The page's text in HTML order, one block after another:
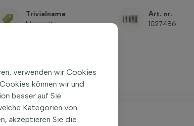
Trivialname
Margerite
Art. nr.
1027486
verwenden wir Cookies
können wir und
besser auf Sie
Kategorien von
akzeptieren Sie die